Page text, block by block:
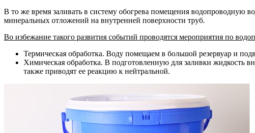
В то же время заливать в систему обогрева помещения водопроводную
минеральных отложений на внутренней поверхности труб.
Во избежание такого развития событий проводятся мероприятия по
Термическая обработка. Воду помещаем в большой резервуар и
Химическая обработка. В подготовленную для заливки жидкость
также приводят ее реакцию к нейтральной.